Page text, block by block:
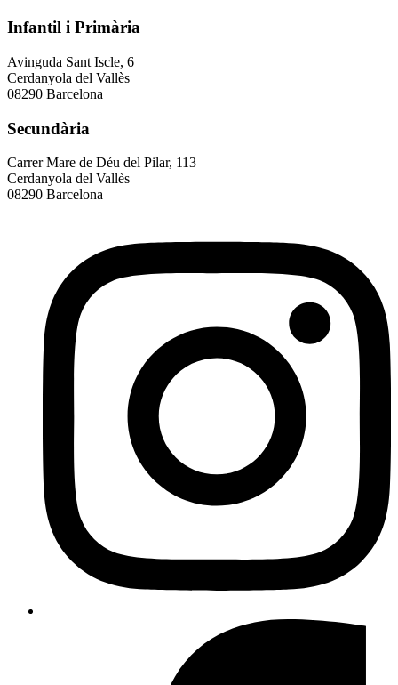
Infantil i Primària
Avinguda Sant Iscle, 6
Cerdanyola del Vallès
08290 Barcelona
Secundària
Carrer Mare de Déu del Pilar, 113
Cerdanyola del Vallès
08290 Barcelona